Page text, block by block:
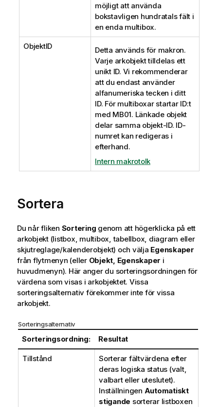
möjligt att använda
bokstavligen hundratals fält i
en enda multibox.
ObjektID
Detta används för makron.
Varje arkobjekt tilldelas ett
unikt ID. Vi rekommenderar
att du endast använder
alfanumeriska tecken i ditt
ID. För multiboxar startar ID:t
med MB01. Länkade objekt
delar samma objekt-ID. ID-
numret kan redigeras i
efterhand.
Intern makrotolk
Sortera
Du når fliken Sortering genom att högerklicka på ett
arkobjekt (listbox, multibox, tabellbox, diagram eller
skjutreglage/kalenderobjekt) och välja Egenskaper
från flytmenyn (eller Objekt, Egenskaper i
huvudmenyn). Här anger du sorteringsordningen för
värdena som visas i arkobjektet. Vissa
sorteringsalternativ förekommer inte för vissa
arkobjekt.
Sorteringsalternativ
Sorteringsordning: Resultat
Tillstånd
Sorterar fältvärdena efter
deras logiska status (valt,
valbart eller uteslutet).
Inställningen Automatiskt
stigande sorterar listboxen